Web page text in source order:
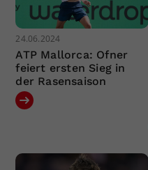
24.06.2024
ATP Mallorca: Ofner
feiert ersten Sieg in
der Rasensaison